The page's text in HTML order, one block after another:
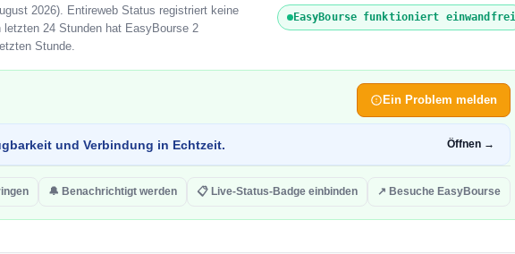
2026). Entireweb Status registriert keine
24 Stunden hat EasyBourse 2
Stunde.
EasyBourse funktioniert einwandfrei
Ein Problem melden
und Verbindung in Echtzeit. Öffnen →
🔔 Benachrichtigt werden 📋 Live-Status-Badge einbinden ↗ Besuche EasyBourse